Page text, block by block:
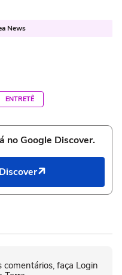
News
ENTRETÊ
no Google Discover.
faça Login